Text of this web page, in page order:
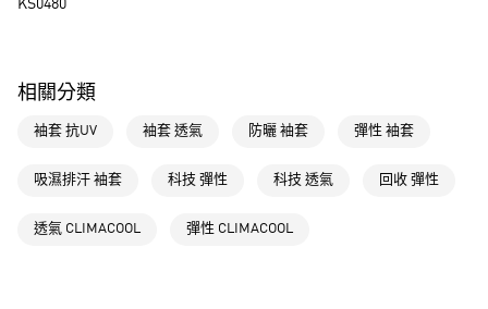
每筆NT$80，滿NT$1,500(含以上)免運費
付款後全家取貨
每筆NT$80，滿NT$1,500(含以上)免運費
KS0480
相關分類
袖套 抗UV 袖套 透氣 防曬 袖套 彈性 袖套
吸濕排汗 袖套 科技 彈性 科技 透氣 回收 彈性
透氣 CLIMACOOL 彈性 CLIMACOOL